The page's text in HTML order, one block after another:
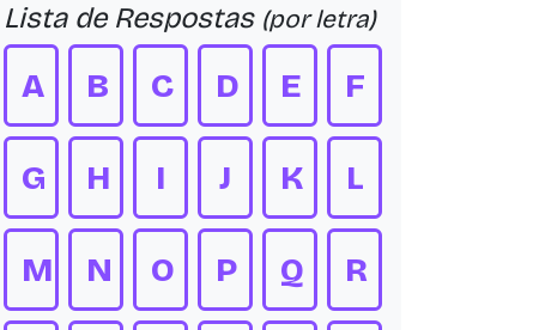
Lista de Respostas (por letra)
A B C D E F
G H I J K L
M N O P Q R